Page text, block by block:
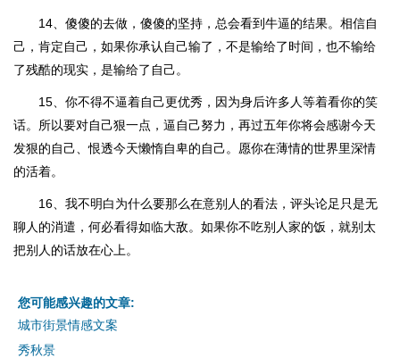
14、傻傻的去做，傻傻的坚持，总会看到牛逼的结果。相信自
己，肯定自己，如果你承认自己输了，不是输给了时间，也不输给
了残酷的现实，是输给了自己。
15、你不得不逼着自己更优秀，因为身后许多人等着看你的笑
话。所以要对自己狠一点，逼自己努力，再过五年你将会感谢今天
发狠的自己、恨透今天懒惰自卑的自己。愿你在薄情的世界里深情
的活着。
16、我不明白为什么要那么在意别人的看法，评头论足只是无
聊人的消遣，何必看得如临大敌。如果你不吃别人家的饭，就别太
把别人的话放在心上。
您可能感兴趣的文章:
城市街景情感文案
秀秋景